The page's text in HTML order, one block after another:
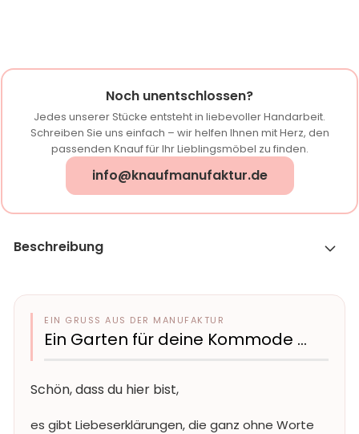
Noch unentschlossen?
Jedes unserer Stücke entsteht in liebevoller Handarbeit.
Schreiben Sie uns einfach – wir helfen Ihnen mit Herz, den
passenden Knauf für Ihr Lieblingsmöbel zu finden.
info@knaufmanufaktur.de
Beschreibung
EIN GRUSS AUS DER MANUFAKTUR
Ein Garten für deine Kommode …
Schön, dass du hier bist,
es gibt Liebeserklärungen, die ganz ohne Worte